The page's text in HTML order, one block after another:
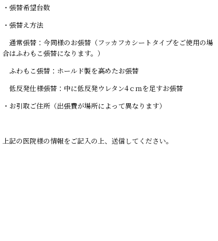
・張替希望台数
・張替え方法
通常張替：今同様のお張替（フッカフカシートタイプをご使用の場
合はふわもこ張替になります。）
ふわもこ張替：ホールド製を高めたお張替
低反発仕様張替：中に低反発ウレタン4ｃｍを足すお張替
・お引取ご住所（出張費が場所によって異なります）
上記の医院様の情報をご記入の上、送信してください。